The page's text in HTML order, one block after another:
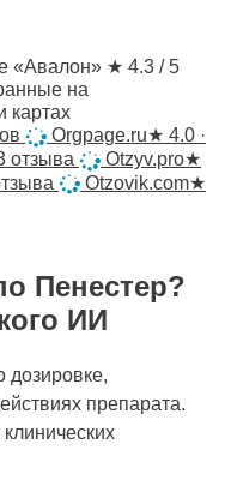
«Авалон» ★ 4.3 / 5
на
картах
Orgpage.ru★ 4.0 ·
отзыва Otzyv.pro★
Otzovik.com★
Пенестер?
ИИ
дозировке,
препарата.